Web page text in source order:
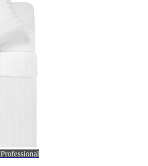
Professional